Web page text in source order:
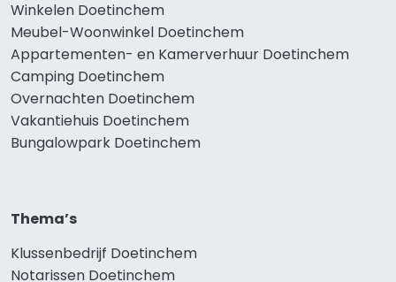
Winkelen Doetinchem
Meubel-Woonwinkel Doetinchem
Appartementen- en Kamerverhuur Doetinchem
Camping Doetinchem
Overnachten Doetinchem
Vakantiehuis Doetinchem
Bungalowpark Doetinchem
Thema’s
Klussenbedrijf Doetinchem
Notarissen Doetinchem